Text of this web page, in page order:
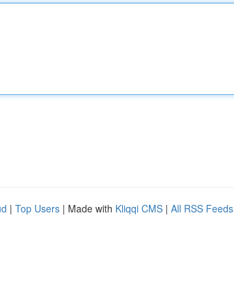
| Top Users | Made with Kliqqi CMS | All RSS Feeds